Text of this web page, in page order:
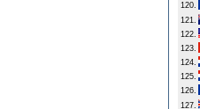
120.
121.
122.
123.
124.
125.
126.
127.